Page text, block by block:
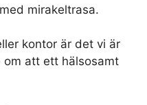
mirakeltrasa.
kontor är det vi är
att ett hälsosamt